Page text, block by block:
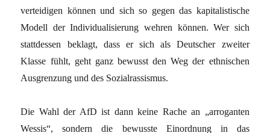
verteidigen können und sich so gegen das kapitalistische
Modell der Individualisierung wehren können. Wer sich
stattdessen beklagt, dass er sich als Deutscher zweiter
Klasse fühlt, geht ganz bewusst den Weg der ethnischen
Ausgrenzung und des Sozialrassismus.
Die Wahl der AfD ist dann keine Rache an „arroganten
Wessis“, sondern die bewusste Einordnung in das